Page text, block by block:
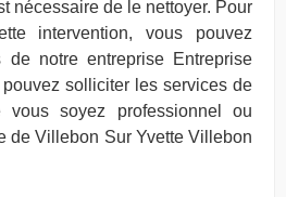
nécessaire de le nettoyer. Pour
intervention, vous pouvez
notre entreprise Entreprise
solliciter les services de
vous soyez professionnel ou
de Villebon Sur Yvette Villebon